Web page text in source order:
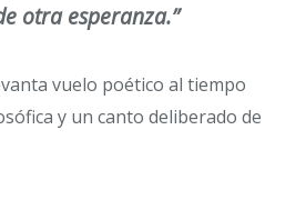
otra esperanza.”
vuelo poético al tiempo
y un canto deliberado de